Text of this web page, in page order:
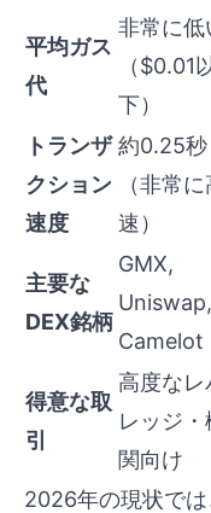
平均ガス
代
非常に低
（$0.01
下）
トランザ
クション
速度
約0.25秒
（非常に
速）
主要な
DEX銘柄
GMX,
Uniswap,
Camelot
得意な取
引
高度なレ
レッジ・
関向け
2026年の現状で